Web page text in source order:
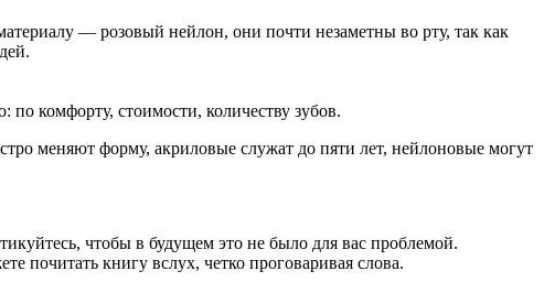
— розовый нейлон, они почти незаметны во рту, так как
комфорту, стоимости, количеству зубов.
меняют форму, акриловые служат до пяти лет, нейлоновые могут
чтобы в будущем это не было для вас проблемой.
почитать книгу вслух, четко проговаривая слова.